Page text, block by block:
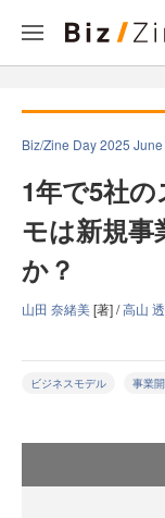
Biz/Zine Day 2025 June
1年で5社
モは新規事
か？
山田 奈緒美[著] /高山 透
ビジネスモデル 事業